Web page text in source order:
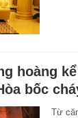
hoàng
bốc
Từ